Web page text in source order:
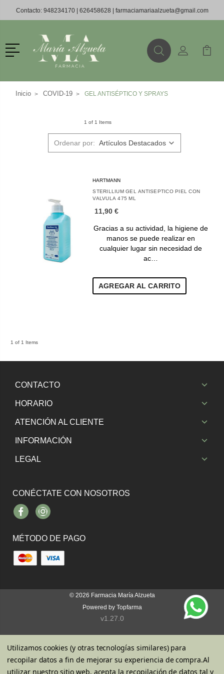
Contacto: 948234170| 626458628 | farmaciamariaalzueta@gmail.com
Menú
BuscarMi Cuenta
Mi
Inicio COVID-19 GEL ANTISÉPTICO Y SPRAYS
1 of 1 Items
Ordenar por:
HARTMANN
STERILLIUM GEL ANTISEPTICO PIEL CON
VALVULA 475 ML
11,90 €
Gracias a su actividad, la higiene de
manos se puede realizar en
cualquier lugar sin necesidad de
ac…
AGREGAR AL CARRITO
1 of 1 Items
CONTACTO
HORARIO
ATENCIÓN AL CLIENTE
INFORMACIÓN
LEGAL
CONÉCTATE CON NOSOTROS
FacebookInstagram
MÉTODO DE PAGO
© 2026 Farmacia María Alzueta
Powered by Topfarma
v1.27.0
Utilizamos cookies (y otras tecnologías similares) para
recopilar datos a fin de mejorar su experiencia de compra.Al
utilizar nuestro sitio web, acepta la recopilación de datos tal y